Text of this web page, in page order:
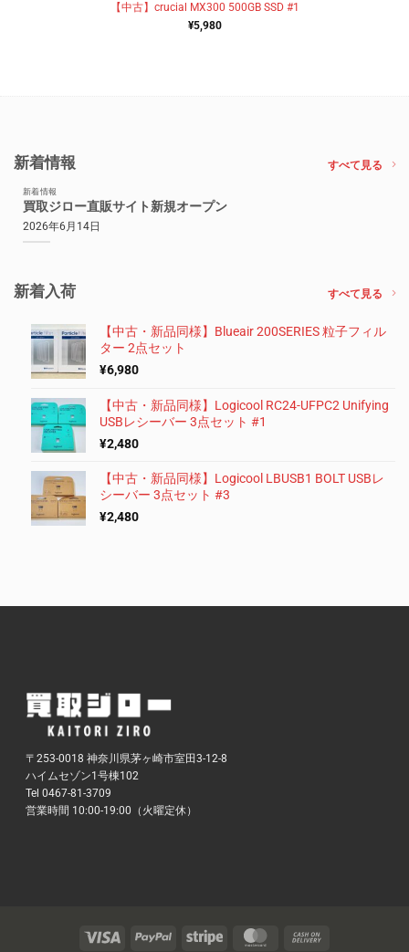
【中古】crucial MX300 500GB SSD #1
¥5,980
新着情報 すべて見る
新着情報
買取ジロー直販サイト新規オープン
2026年6月14日
新着入荷 すべて見る
【中古・新品同様】Blueair 200SERIES 粒子フィル
ター 2点セット
¥6,980
【中古・新品同様】Logicool RC24-UFPC2 Unifying
USBレシーバー 3点セット #1
¥2,480
【中古・新品同様】Logicool LBUSB1 BOLT USBレ
シーバー 3点セット #3
¥2,480
〒253-0018 神奈川県茅ヶ崎市室田3-12-8
ハイムセゾン1号棟102
Tel 0467-81-3709
営業時間 10:00-19:00（火曜定休）
Visa PayPal Stripe MasterCard